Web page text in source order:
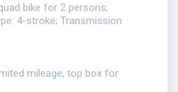
bike for 2 persons;
4-stroke; Transmission:
mileage, top box for